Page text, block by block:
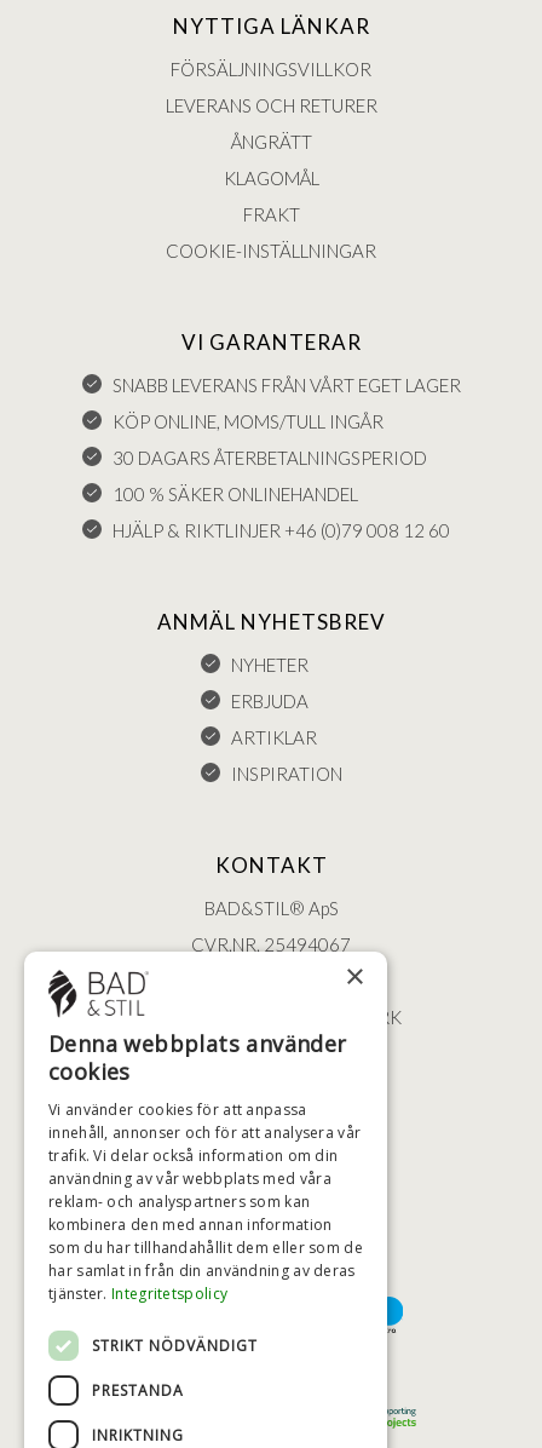
NYTTIGA LÄNKAR
FÖRSÄLJNINGSVILLKOR
LEVERANS OCH RETURER
ÅNGRÄTT
KLAGOMÅL
FRAKT
COOKIE-INSTÄLLNINGAR
VI GARANTERAR
SNABB LEVERANS FRÅN VÅRT EGET LAGER
KÖP ONLINE, MOMS/TULL INGÅR
30 DAGARS ÅTERBETALNINGSPERIOD
100 % SÄKER ONLINEHANDEL
HJÄLP & RIKTLINJER +46 (0)79 008 12 60
ANMÄL NYHETSBREV
NYHETER
ERBJUDA
ARTIKLAR
INSPIRATION
KONTAKT
BAD&STIL® ApS
CVR.NR. 25494067
ØSTERBROGADE 202
2100 KØBENHAVN • DANMARK
+46 (0)79 008 12 60
HÖGSTA KREDITVÄRDIGHET
BETALNINGSALTERNATIV
×
Denna webbplats använder
cookies
Vi använder cookies för att anpassa
innehåll, annonser och för att analysera vår
trafik. Vi delar också information om din
användning av vår webbplats med våra
reklam- och analyspartners som kan
kombinera den med annan information
som du har tillhandahållit dem eller som de
har samlat in från din användning av deras
tjänster. Integritetspolicy
STRIKT NÖDVÄNDIGT
PRESTANDA
INRIKTNING